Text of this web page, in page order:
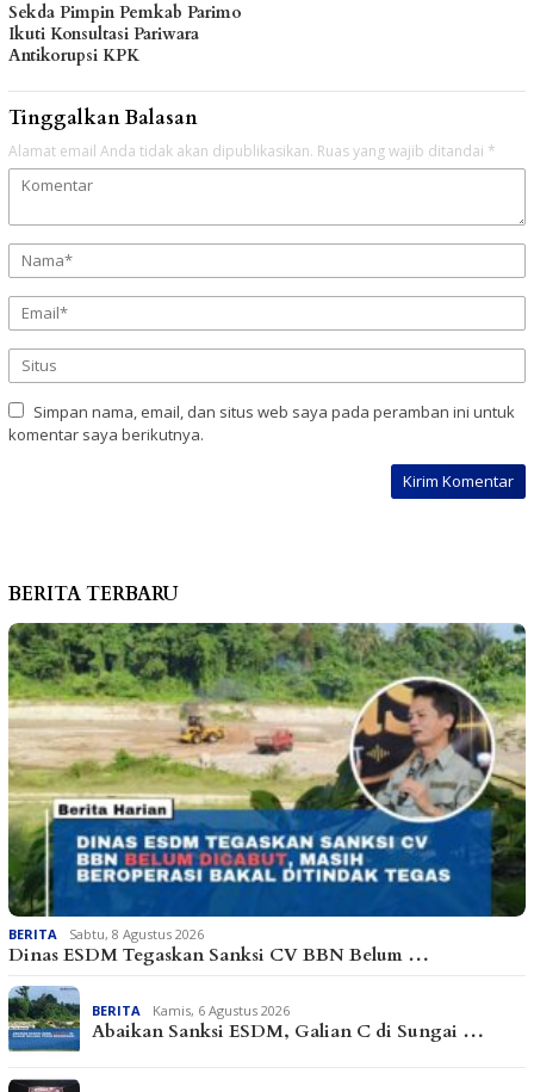
Sekda Pimpin Pemkab Parimo
Ikuti Konsultasi Pariwara
Antikorupsi KPK
Tinggalkan Balasan
Alamat email Anda tidak akan dipublikasikan. Ruas yang wajib ditandai *
Simpan nama, email, dan situs web saya pada peramban ini untuk
komentar saya berikutnya.
BERITA TERBARU
BERITA Sabtu, 8 Agustus 2026
Dinas ESDM Tegaskan Sanksi CV BBN Belum …
BERITA Kamis, 6 Agustus 2026
Abaikan Sanksi ESDM, Galian C di Sungai …